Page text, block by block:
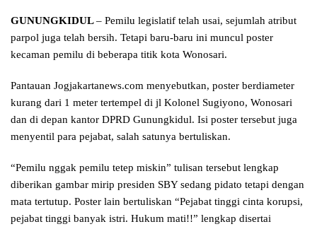
GUNUNGKIDUL– Pemilu legislatif telah usai, sejumlah atribut
parpol juga telah bersih. Tetapi baru-baru ini muncul poster
kecaman pemilu di beberapa titik kota Wonosari.
Pantauan Jogjakartanews.com menyebutkan, poster berdiameter
kurang dari 1 meter tertempel di jl Kolonel Sugiyono, Wonosari
dan di depan kantor DPRD Gunungkidul. Isi poster tersebut juga
menyentil para pejabat, salah satunya bertuliskan.
“Pemilu nggak pemilu tetep miskin” tulisan tersebut lengkap
diberikan gambar mirip presiden SBY sedang pidato tetapi dengan
mata tertutup. Poster lain bertuliskan “Pejabat tinggi cinta korupsi,
pejabat tinggi banyak istri. Hukum mati!!” lengkap disertai